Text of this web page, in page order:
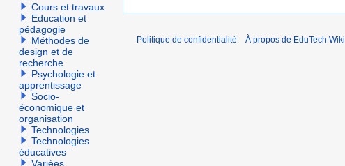
Cours et travaux
Education et
pédagogie
Méthodes de
design et de
recherche
Psychologie et
apprentissage
Socio-
économique et
organisation
Technologies
Technologies
éducatives
Variées
Politique de confidentialité À propos de EduTech Wiki